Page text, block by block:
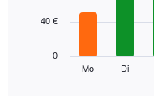
die
Monate
bars.
Mo Di
0
40 €